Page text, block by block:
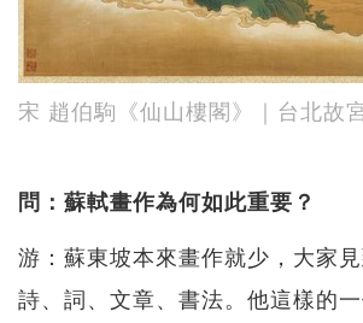
宋 趙伯駒《仙山樓閣》｜台北故
問：蘇軾畫作為何如此重要？
游：蘇東坡本來畫作就少，大家
詩、詞、文章、書法。他這樣的